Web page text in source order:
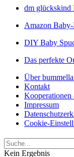
dm glückskind
Amazon
DIY Baby
Das perfekte
Über
Kontakt
Impressum
Cookie-
Kein Ergebnis